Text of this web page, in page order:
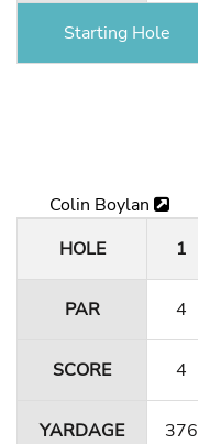
Starting Hole
Colin Boylan
HOLE
1
PAR 4
SCORE 4
YARDAGE 376